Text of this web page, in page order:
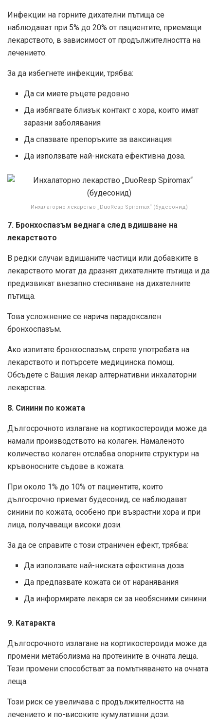
Инфекции на горните дихателни пътища се
наблюдават при 5% до 20% от пациентите, приемащи
лекарството, в зависимост от продължителността на
лечението.
За да избегнете инфекции, трябва:
Да си миете ръцете редовно
Да избягвате близък контакт с хора, които имат
заразни заболявания
Да спазвате препоръките за ваксинация
Да използвате най-ниската ефективна доза.
Инхалаторно лекарство „DuoResp Spiromax“ (будесонид)
7. Бронхоспазъм веднага след вдишване на
лекарството
В редки случаи вдишаните частици или добавките в
лекарството могат да дразнят дихателните пътища и да
предизвикат внезапно стесняване на дихателните
пътища.
Това усложнение се нарича парадоксален
бронхоспазъм.
Ако изпитате бронхоспазъм, спрете употребата на
лекарството и потърсете медицинска помощ.
Обсъдете с Вашия лекар алтернативни инхалаторни
лекарства.
8. Синини по кожата
Дългосрочното излагане на кортикостероиди може да
намали производството на колаген. Намаленото
количество колаген отслабва опорните структури на
кръвоносните съдове в кожата.
При около 1% до 10% от пациентите, които
дългосрочно приемат будесонид, се наблюдават
синини по кожата, особено при възрастни хора и при
лица, получаващи високи дози.
За да се справите с този страничен ефект, трябва:
Да използвате най-ниската ефективна доза
Да предпазвате кожата си от наранявания
Да информирате лекаря си за необясними синини.
9. Катаракта
Дългосрочното излагане на кортикостероиди може да
промени метаболизма на протеините в очната леща.
Тези промени способстват за помътняването на очната
леща.
Този риск се увеличава с продължителността на
лечението и по-високите кумулативни дози.